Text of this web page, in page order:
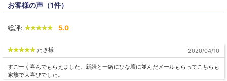
■名入れオプション
バルーンに「Happy Birthday」「Happy Wedding」「Congrats」「Thank you」
メッセージは英字８字・ひらがな5字程度でご指定ください。
※お申し込みいただいた名入れ文字の 大文字・小文字を変更させていただくことが
『例』 ○→Hitomi、×→ HITOMI
お客様の声（1件）
総評: 5.0
たき様 2020/04/10
すごーく喜んでもらえました。新婦と一緒にひな壇に並んだメールもらってこちらも
家族で大喜びでした。